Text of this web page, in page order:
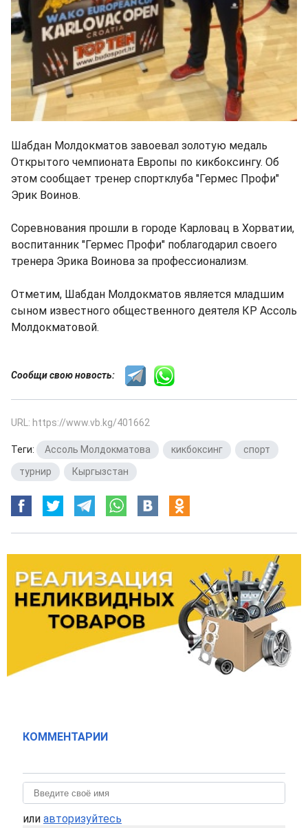
Шабдан Молдокматов завоевал золотую медаль
Открытого чемпионата Европы по кикбоксингу. Об
этом сообщает тренер спортклуба "Гермес Профи"
Эрик Воинов.
Соревнования прошли в городе Карловац в Хорватии,
воспитанник "Гермес Профи" поблагодарил своего
тренера Эрика Воинова за профессионализм.
Отметим, Шабдан Молдокматов является младшим
сыном известного общественного деятеля КР Ассоль
Молдокматовой.
Сообщи свою новость:
URL: https://www.vb.kg/401662
Теги: Ассоль Молдокматова кикбоксинг спорт
турнир
Кыргызстан
КОММЕНТАРИИ
или авторизуйтесь